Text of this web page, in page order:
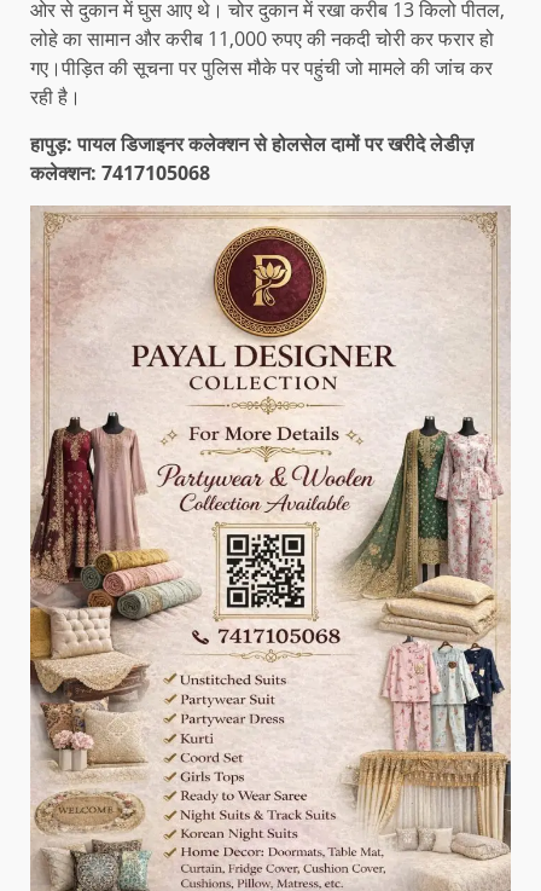
ओर से दुकान में घुस आए थे। चोर दुकान में रखा करीब 13 किलो पीतल,
लोहे का सामान और करीब 11,000 रुपए की नकदी चोरी कर फरार हो
गए।पीड़ित की सूचना पर पुलिस मौके पर पहुंची जो मामले की जांच कर
रही है।
हापुड़: पायल डिजाइनर कलेक्शन से होलसेल दामों पर खरीदे लेडीज़
कलेक्शन: 7417105068